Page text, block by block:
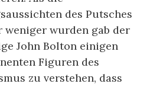
des Putsches
weniger wurden gab der
John Bolton einigen
Figuren des
zu verstehen, dass